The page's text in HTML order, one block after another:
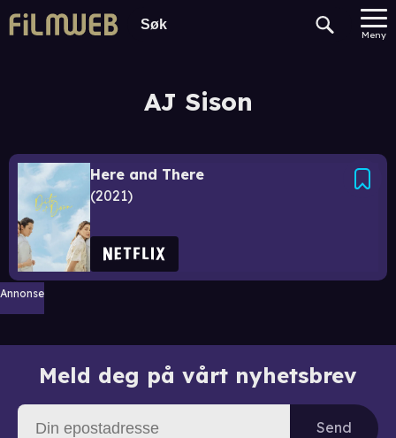
Meny
AJ Sison
Here and There
2021
Annonse
Meld deg på vårt nyhetsbrev
Send